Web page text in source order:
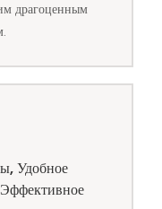
драгоценным
Удобное